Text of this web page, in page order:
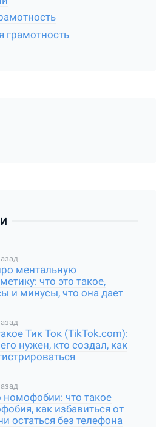
грамотность
ментальную
что это такое,
и минусы, что она дает
Тик Ток (TikTok.com):
нужен, кто создал, как
номофобии: что такое
как избавиться от
остаться без телефона